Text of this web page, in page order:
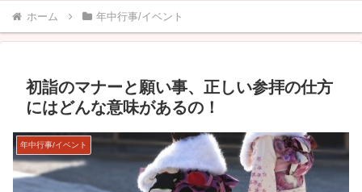
ホーム 年中行事/イベント
初詣のマナーと願い事、正しい参拝の仕方
にはどんな意味があるの！
年中行事/イベント